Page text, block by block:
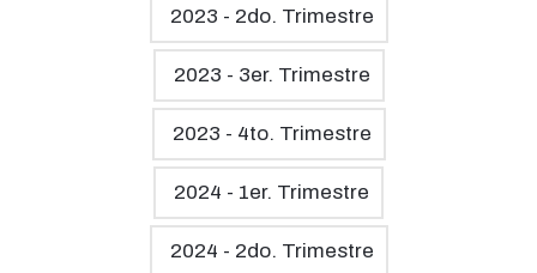
2023 - 2do. Trimestre
2023 - 3er. Trimestre
2023 - 4to. Trimestre
2024 - 1er. Trimestre
2024 - 2do. Trimestre